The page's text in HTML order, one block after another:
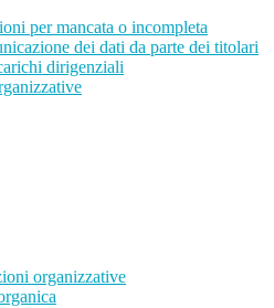
per mancata o incompleta
dei dati da parte dei titolari
dirigenziali
organizzative